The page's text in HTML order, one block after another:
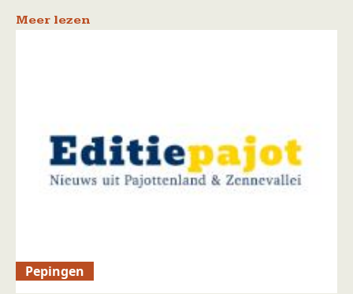
Meer lezen
Pepingen